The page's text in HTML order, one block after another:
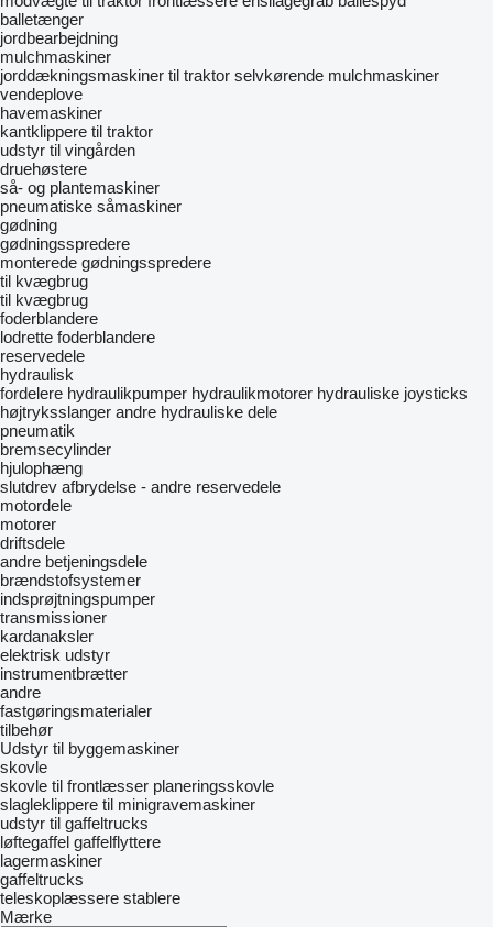
balletænger
jordbearbejdning
mulchmaskiner
jorddækningsmaskiner til traktor selvkørende mulchmaskiner
vendeplove
havemaskiner
kantklippere til traktor
udstyr til vingården
druehøstere
så- og plantemaskiner
pneumatiske såmaskiner
gødning
gødningsspredere
monterede gødningsspredere
til kvægbrug
til kvægbrug
foderblandere
lodrette foderblandere
reservedele
hydraulisk
fordelere hydraulikpumper hydraulikmotorer hydrauliske joysticks
højtryksslanger andre hydrauliske dele
pneumatik
bremsecylinder
hjulophæng
slutdrev afbrydelse - andre reservedele
motordele
motorer
driftsdele
andre betjeningsdele
brændstofsystemer
indsprøjtningspumper
transmissioner
kardanaksler
elektrisk udstyr
instrumentbrætter
andre
fastgøringsmaterialer
tilbehør
Udstyr til byggemaskiner
skovle
skovle til frontlæsser planeringsskovle
slagleklippere til minigravemaskiner
udstyr til gaffeltrucks
løftegaffel gaffelflyttere
lagermaskiner
gaffeltrucks
teleskoplæssere stablere
Mærke